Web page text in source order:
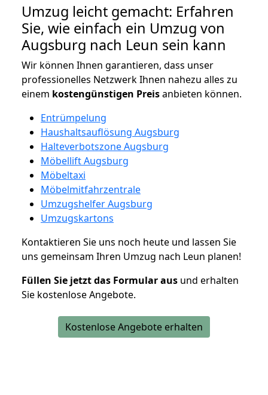
Umzug leicht gemacht: Erfahren
Sie, wie einfach ein Umzug von
Augsburg nach Leun sein kann
Wir können Ihnen garantieren, dass unser
professionelles Netzwerk Ihnen nahezu alles zu
einem kostengünstigen Preisanbieten können.
Entrümpelung
Haushaltsauflösung Augsburg
Halteverbotszone Augsburg
Möbellift Augsburg
Möbeltaxi
Möbelmitfahrzentrale
Umzugshelfer Augsburg
Umzugskartons
Kontaktieren Sie uns noch heute und lassen Sie
uns gemeinsam Ihren Umzug nach Leun planen!
Füllen Sie jetzt das Formular aus und erhalten
Sie kostenlose Angebote.
Kostenlose Angebote erhalten